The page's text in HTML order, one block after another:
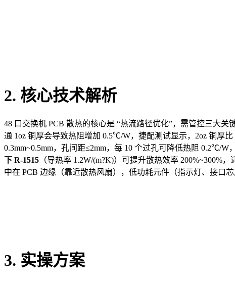
2. 核心技术解析
48 口交换机 PCB 散热的核心是 “热流路径优化”，需管控三大关
通 1oz 铜厚会导致热阻增加 0.5℃/W，捷配测试显示，2oz 铜厚
0.3mm~0.5mm，孔间距≤2mm，每 10 个过孔可降低热阻 0.2℃/W
下 R-1515 （导热率 1.2W/(m?K)）可提升散热效率 200%~300%
中在 PCB 边缘（靠近散热风扇），低功耗元件（指示灯、接口
3. 实操方案